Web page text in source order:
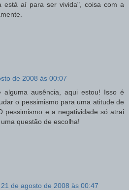
está aí para ser vivida", coisa com a
de 2008 às 00:07
alguma ausência, aqui estou! Isso é
o pessimismo para uma atitude de
pessimismo e a negatividade só atrai
questão de escolha!
21 de agosto de 2008 às 00:47